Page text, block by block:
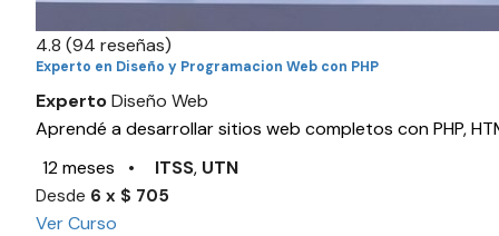
4.8(94 reseñas)
Experto en Diseño y Programacion Web con PHP
Experto Diseño Web
Aprendé a desarrollar sitios web completos con PHP,
12 meses
• ITSS, UTN
Desde 6 x $ 705
Ver Curso